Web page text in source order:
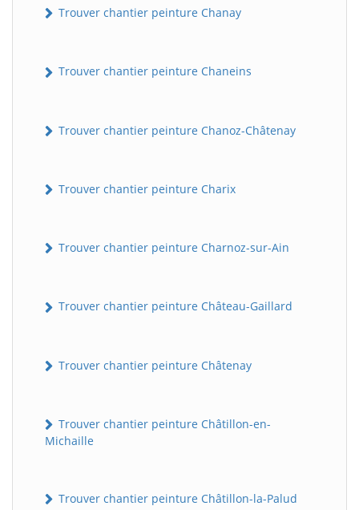
Trouver chantier peinture Chanay
Trouver chantier peinture Chaneins
Trouver chantier peinture Chanoz-Châtenay
Trouver chantier peinture Charix
Trouver chantier peinture Charnoz-sur-Ain
Trouver chantier peinture Château-Gaillard
Trouver chantier peinture Châtenay
Trouver chantier peinture Châtillon-en-
Michaille
Trouver chantier peinture Châtillon-la-Palud